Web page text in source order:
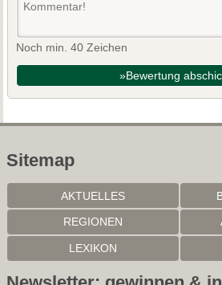
Noch min. 40 Zeichen
»Bewertung
Sitemap
AKTUELLES
REGIONEN
LEXIKON